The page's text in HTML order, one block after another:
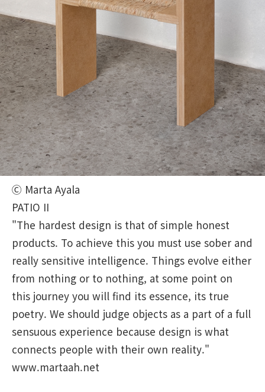
Ⓒ Marta Ayala
PATIO II
"The hardest design is that of simple honest
products. To achieve this you must use sober and
really sensitive intelligence. Things evolve either
from nothing or to nothing, at some point on
this journey you will find its essence, its true
poetry. We should judge objects as a part of a full
sensuous experience because design is what
connects people with their own reality."
www.martaah.net